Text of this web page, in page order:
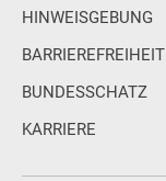
HINWEISGEBUNG
BARRIEREFREIHEIT
BUNDESSCHATZ
KARRIERE